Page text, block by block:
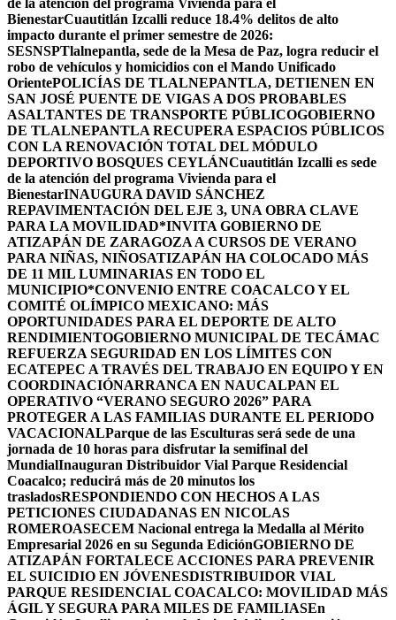
de la atención del programa Vivienda para el
BienestarCuautitlán Izcalli reduce 18.4% delitos de alto
impacto durante el primer semestre de 2026:
SESNSPTlalnepantla, sede de la Mesa de Paz, logra reducir el
robo de vehículos y homicidios con el Mando Unificado
OrientePOLICÍAS DE TLALNEPANTLA, ​DETIENEN EN
SAN JOSÉ PUENTE DE VIGAS A DOS PROBABLES
ASALTANTES DE TRANSPORTE PÚBLICOGOBIERNO
DE TLALNEPANTLA RECUPERA ESPACIOS PÚBLICOS
CON LA RENOVACIÓN TOTAL DEL MÓDULO
DEPORTIVO BOSQUES CEYLÁNCuautitlán Izcalli es sede
de la atención del programa Vivienda para el
BienestarINAUGURA DAVID SÁNCHEZ
REPAVIMENTACIÓN DEL EJE 3, UNA OBRA CLAVE
PARA LA MOVILIDAD*INVITA GOBIERNO DE
ATIZAPÁN DE ZARAGOZA A CURSOS DE VERANO
PARA NIÑAS, NIÑOSATIZAPÁN HA COLOCADO MÁS
DE 11 MIL LUMINARIAS EN TODO EL
MUNICIPIO*CONVENIO ENTRE COACALCO Y EL
COMITÉ OLÍMPICO MEXICANO: MÁS
OPORTUNIDADES PARA EL DEPORTE DE ALTO
RENDIMIENTOGOBIERNO MUNICIPAL DE TECÁMAC
REFUERZA SEGURIDAD EN LOS LÍMITES CON
ECATEPEC A TRAVÉS DEL TRABAJO EN EQUIPO Y EN
COORDINACIÓNARRANCA EN NAUCALPAN EL
OPERATIVO “VERANO SEGURO 2026” PARA
PROTEGER A LAS FAMILIAS DURANTE EL PERIODO
VACACIONALParque de las Esculturas será sede de una
jornada de 10 horas para disfrutar la semifinal del
MundialInauguran Distribuidor Vial Parque Residencial
Coacalco; reducirá más de 20 minutos los
trasladosRESPONDIENDO CON HECHOS A LAS
PETICIONES CIUDADANAS EN NICOLAS
ROMEROASECEM Nacional entrega la Medalla al Mérito
Empresarial 2026 en su Segunda EdiciónGOBIERNO DE
ATIZAPÁN FORTALECE ACCIONES PARA PREVENIR
EL SUICIDIO EN JÓVENESDISTRIBUIDOR VIAL
PARQUE RESIDENCIAL COACALCO: MOVILIDAD MÁS
ÁGIL Y SEGURA PARA MILES DE FAMILIASEn